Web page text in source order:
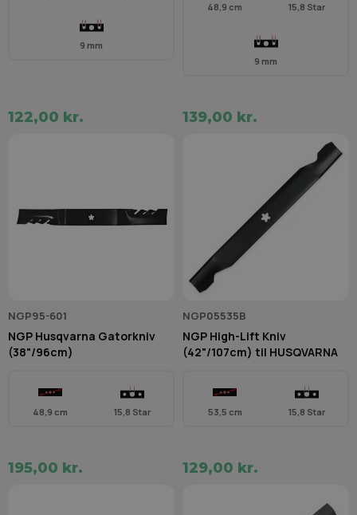
9 mm
122,00 kr.
48,9 cm 15,8 Star
9 mm
139,00 kr.
NGP95-601
NGP Husqvarna Gatorkniv
(38"/96cm)
48,9 cm 15,8 Star
195,00 kr.
NGP05535B
NGP High-Lift Kniv
(42"/107cm) til HUSQVARNA
53,5 cm 15,8 Star
129,00 kr.